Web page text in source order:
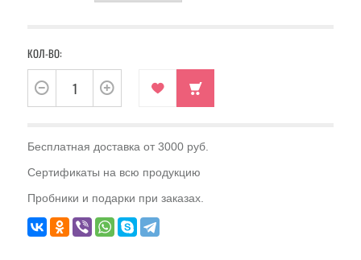
КОЛ-ВО:
Бесплатная доставка от 3000 руб.
Сертификаты на всю продукцию
Пробники и подарки при заказах.